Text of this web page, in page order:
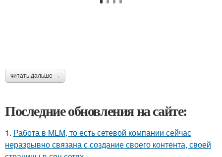
читать дальше →
Последние обновления на сайте:
1. Работа в MLM, то есть сетевой компании сейчас
неразрывно связана с создание своего контента, своей